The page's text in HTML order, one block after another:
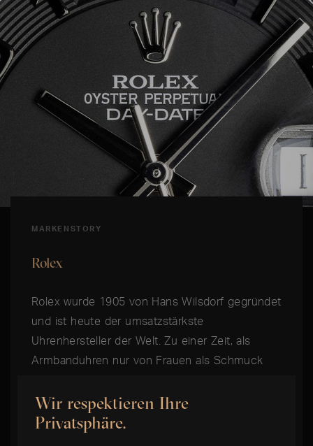
MARKENSTORY
Rolex
Rolex wurde 1905 von Hans Wilsdorf gegründet
und ist heute der umsatzstärkste
Uhrenhersteller der Welt. Zu einer Zeit, als
Armbanduhren nur von Frauen als Schmuck
Geschichte der Herrenarmbanduhr, indem es
gelang, eine Armbanduhr zu bauen, die robust
Wir respektieren Ihre
Privatsphäre.